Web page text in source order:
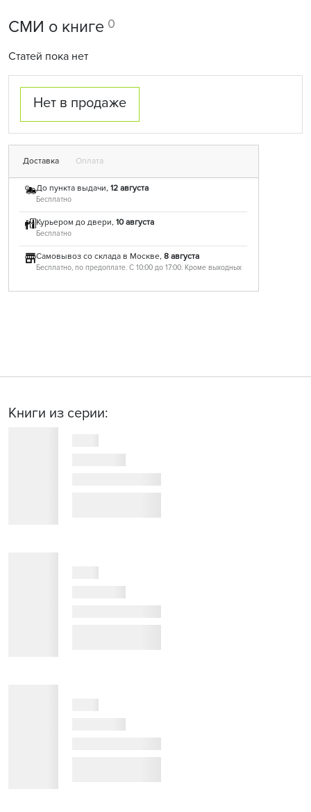
СМИ о книге 0
Статей пока нет
Нет в продаже
Доставка Оплата
До пункта выдачи, 12 августа
Бесплатно
Курьером до двери, 10 августа
Бесплатно
Самовывоз со склада в Москве, 8 августа
Бесплатно, по предоплате. С 10:00 до 17:00. Кроме выходных
Книги из серии: